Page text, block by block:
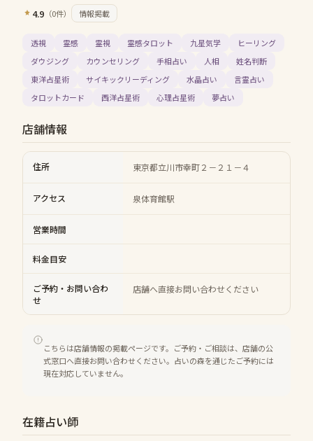
4.9 （0件） 情報掲載
透視 霊感 霊視 霊感タロット 九星気学
ヒーリング
ダウジング
カウンセリング 手相占い 人相
姓名判断
東洋占星術
サイキックリーディング 水晶占い
言霊占い
タロットカード
西洋占星術 心理占星術 夢占い
店舗情報
住所 東京都立川市幸町２－２１－４
アクセス 泉体育館駅
営業時間
料金目安
ご予約・お問い合わ
せ
店舗へ直接お問い合わせください
こちらは店舗情報の掲載ページです。ご予約・ご相談は、店舗の公
式窓口へ直接お問い合わせください。占いの森を通じたご予約には
現在対応していません。
在籍占い師